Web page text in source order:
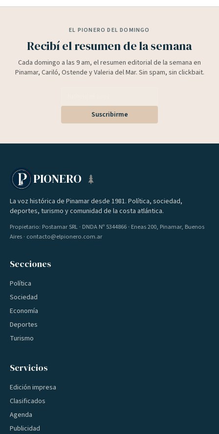
EL PIONERO DEL DOMINGO
Recibí el resumen de la semana
Cada domingo a las 9 am, el resumen editorial de la semana en
Pinamar, Cariló, Ostende y Valeria del Mar. Sin spam, sin clickbait.
Suscribirme
PIONERO
La voz histórica de Pinamar desde 1981. Política, sociedad,
deportes, turismo y comunidad de la costa atlántica.
Propietario: Postamar SRL · DNDA Nº 5344866 · Eneas 200, Pinamar, Buenos
Aires · contacto@elpionero.com.ar
Secciones
Política
Sociedad
Economía
Deportes
Turismo
Servicios
Edición impresa
Clasificados
Agenda
Publicidad